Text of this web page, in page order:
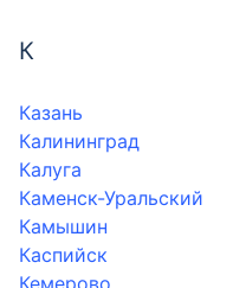
К
Казань
Калининград
Калуга
Каменск-Уральский
Камышин
Каспийск
Кемерово